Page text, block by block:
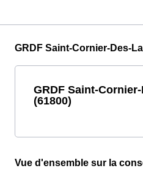
GRDF Saint-Cornier-Des-
GRDF Saint-
(61800)
Vue d'ensemble sur la